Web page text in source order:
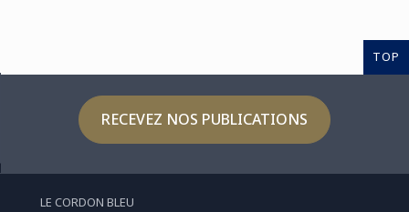
TOP
RECEVEZ NOS PUBLICATIONS
LE CORDON BLEU